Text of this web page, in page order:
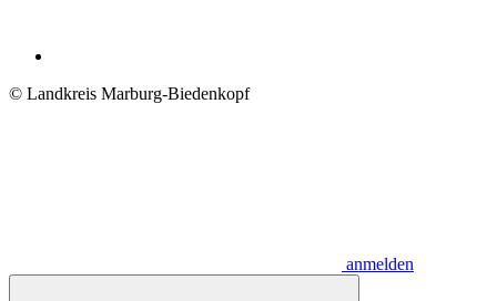
© Landkreis Marburg-Biedenkopf
anmelden